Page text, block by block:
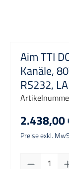
Aim TTI
Kanäle,
RS232,
2.438,00
Preise exkl.
Produkt